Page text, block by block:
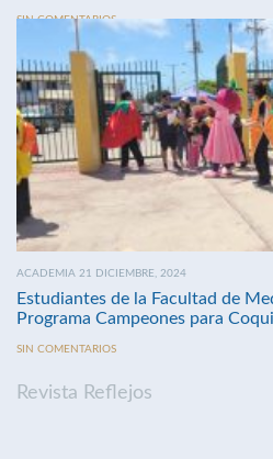
SIN COMENTARIOS
ACADEMIA 21 DICIEMBRE, 2024
Estudiantes de la Facultad de
Programa Campeones para
SIN COMENTARIOS
Revista Reflejos